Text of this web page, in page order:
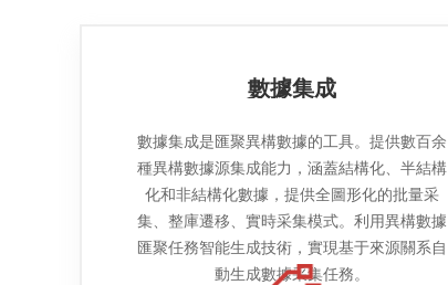
數據集成
數據集成是匯聚異構數據的工具。提供數百余
種異構數據源集成能力，涵蓋結構化、半結構
化和非結構化數據，提供全圖形化的批量采
集、整庫遷移、實時采集模式。利用異構數據
匯聚任務智能生成技術，實現基于來源關系自
動生成數據采集任務。